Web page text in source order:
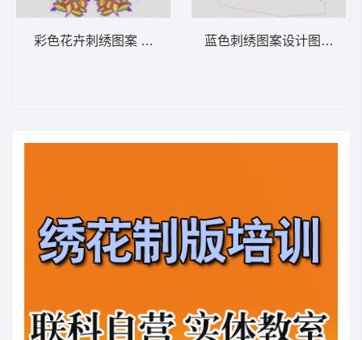
彩色花卉刺绣图案 花传统 蓝色刺绣图案设计图 抽象